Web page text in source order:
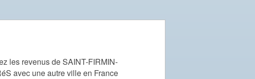
les revenus de SAINT-FIRMIN-
avec une autre ville en France